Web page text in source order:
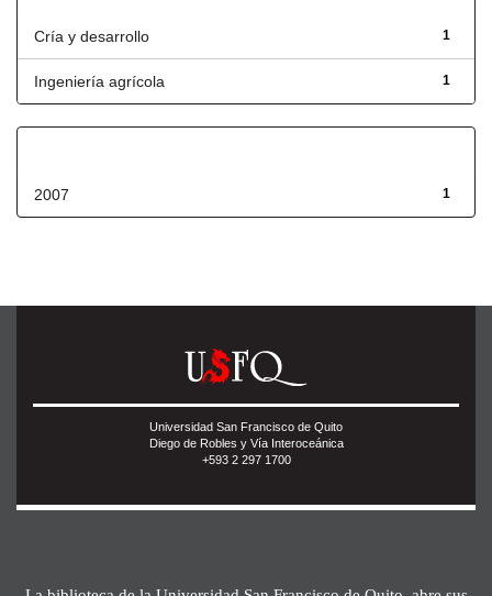
1
Cría y desarrollo
1
Ingeniería agrícola
1
2007
Universidad San Francisco de Quito
Diego de Robles y Vía Interoceánica
+593 2 297 1700